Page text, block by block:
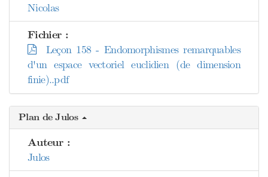
Nicolas
Fichier :
Leçon 158 - Endomorphismes remarquables
d'un espace vectoriel euclidien (de dimension
finie)..pdf
Plan de Julos
Auteur :
Julos